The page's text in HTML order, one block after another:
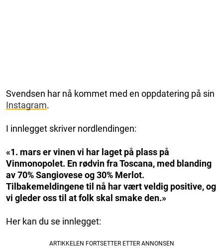
Svendsen har nå kommet med en oppdatering på sin
Instagram.
I innlegget skriver nordlendingen:
«1. mars er vinen vi har laget på plass på
Vinmonopolet. En rødvin fra Toscana, med blanding
av 70% Sangiovese og 30% Merlot.
Tilbakemeldingene til nå har vært veldig positive, og
vi gleder oss til at folk skal smake den.»
Her kan du se innlegget: